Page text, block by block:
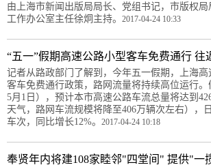
由上海市新闻出版局局长、党组书记，市版权局
工作办公室主任徐炯主持。 2017-04-24 10:33
“五一”假期高速公路小型客车免费通行 往
记者从路政部门了解到，今年五一假期，上海
客车免费通行政策，路网流量将持续高位运行
5月1日），预计本市高速公路车流总量将达到
天气，路网车流规模将降至406万辆次左右），
车次，同比增长12%。 2017-04-24 10:18
奉贤年内将建108家睦邻"四堂间" 提供"一